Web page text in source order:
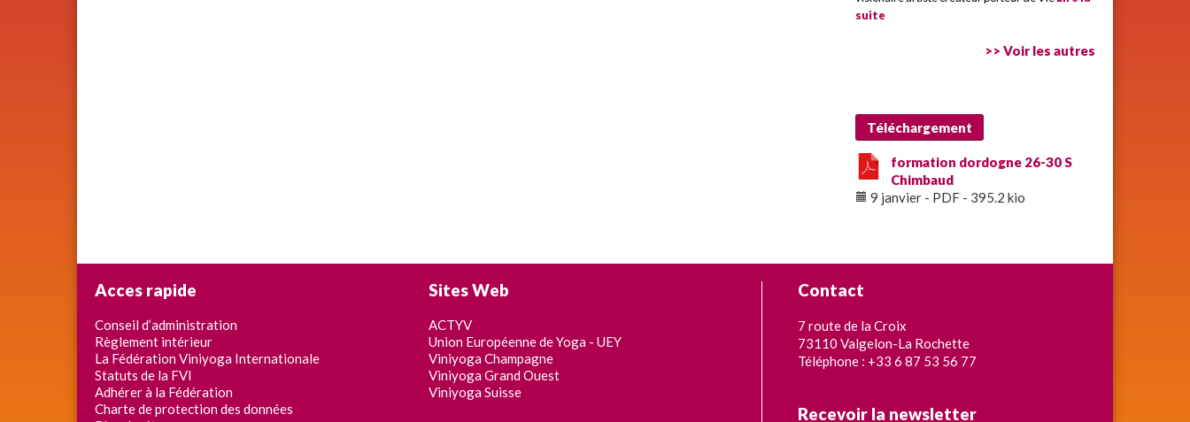
suite
>> Voir les autres
Téléchargement
formation dordogne 26-30 S
Chimbaud
9 janvier - PDF - 395.2 kio
Acces rapide
Conseil d’administration
Règlement intérieur
La Fédération Viniyoga Internationale
Statuts de la FVI
Adhérer à la Fédération
Charte de protection des données
Sites Web
ACTYV
Union Européenne de Yoga - UEY
Viniyoga Champagne
Viniyoga Grand Ouest
Viniyoga Suisse
Contact
7 route de la Croix
73110 Valgelon-La Rochette
Téléphone : +33 6 87 53 56 77
Recevoir la newsletter